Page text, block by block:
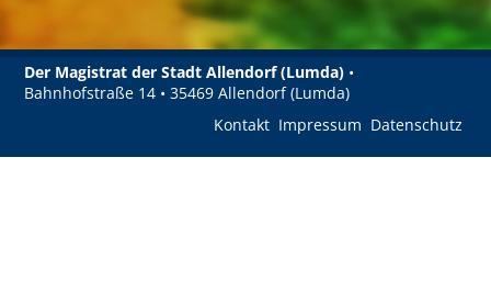
Der Magistrat der Stadt Allendorf (Lumda) •
Bahnhofstraße 14 • 35469 Allendorf (Lumda)
Kontakt Impressum Datenschutz